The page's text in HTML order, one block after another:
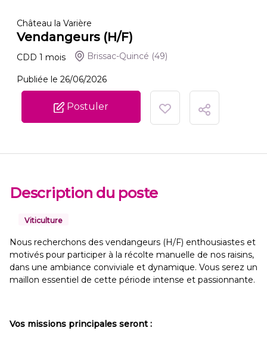
Château la Varière
Vendangeurs (H/F)
CDD 1 mois Brissac-Quincé (49)
Publiée le 26/06/2026
Postuler
Description du poste
Viticulture
Nous recherchons des vendangeurs (H/F) enthousiastes et
motivés pour participer à la récolte manuelle de nos raisins,
dans une ambiance conviviale et dynamique. Vous serez un
maillon essentiel de cette période intense et passionnante.
Vos missions principales seront :